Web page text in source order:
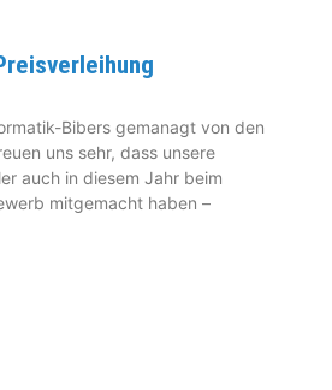
Bibers gemanagt von den
uns sehr, dass unsere
auch in diesem Jahr beim
mitgemacht haben –